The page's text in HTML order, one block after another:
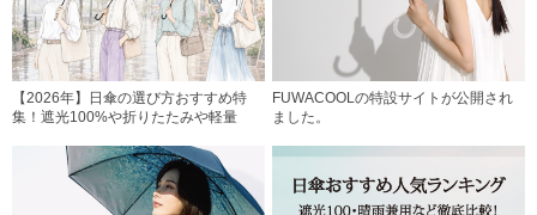
【2026年】日傘の選び方おすすめ特
集！遮光100%や折りたたみや軽量
FUWACOOLの特設サイトが公開され
ました。